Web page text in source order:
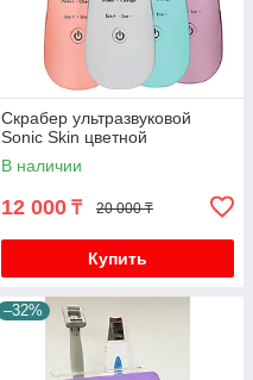
Скрабер ультразвуковой
Sonic Skin цветной
В наличии
12 000 ₸ 20 000 ₸
Купить
–32%